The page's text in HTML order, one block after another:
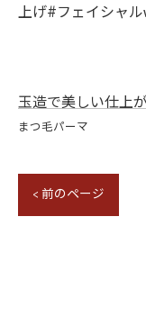
上げ#フェイシャル
玉造で美しい仕上
まつ毛パーマ
< 前のページ